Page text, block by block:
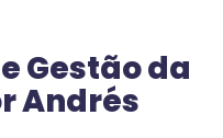
Gestão da
Andrés